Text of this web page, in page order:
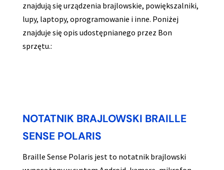
znajdują się urządzenia brajlowskie, powiększalniki,
lupy, laptopy, oprogramowanie i inne. Poniżej
znajduje się opis udostępnianego przez Bon
sprzętu.:
NOTATNIK BRAJLOWSKI BRAILLE
SENSE POLARIS
Braille Sense Polaris jest to notatnik brajlowski